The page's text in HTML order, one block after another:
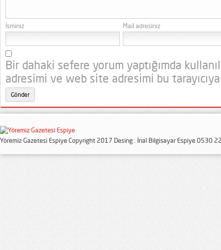
İsminiz Mail adresiniz
Bir dahaki sefere yorum yaptığımda
adresimi ve web site adresimi bu
Yöremiz Gazetesi Espiye Copyright 2017 Desing : İnal Bilgisayar Espiye 0530